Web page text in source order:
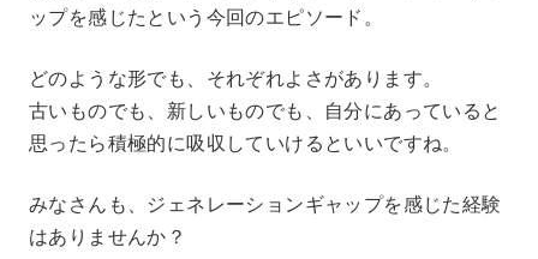
ップを感じたという今回のエピソード。
どのような形でも、それぞれよさがあります。
古いものでも、新しいものでも、自分にあっていると
思ったら積極的に吸収していけるといいですね。
みなさんも、ジェネレーションギャップを感じた経験
はありませんか？